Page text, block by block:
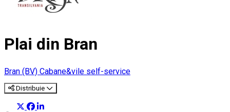
Plai din Bran
Bran (BV) Cabane&vile self-service
Distribuie